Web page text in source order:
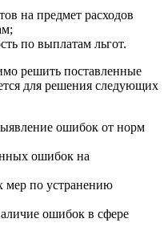
на предмет расходов
по выплатам льгот.
решить поставленные
для решения следующих
ошибок от норм
ошибок на
мер по устранению
ошибок в сфере